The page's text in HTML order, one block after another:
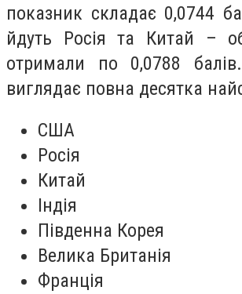
показник складає 0,0744
йдуть Росія та Китай –
отримали по 0,0788
виглядає повна десятка
США
Росія
Китай
Індія
Південна Корея
Велика Британія
Франція